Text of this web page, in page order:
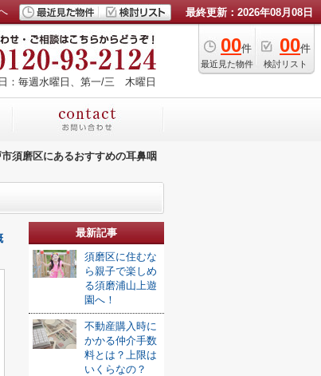
最終更新：2026年08月08日
00件
最近見た物件
00件
検討リスト
：毎週水曜日、第一/三 木曜日
須磨区にあるおすすめの耳鼻咽
最新記事
須磨区に住むな
ら親子で楽しめ
る須磨浦山上遊
園へ！
不動産購入時に
かかる仲介手数
料とは？上限は
いくらなの？